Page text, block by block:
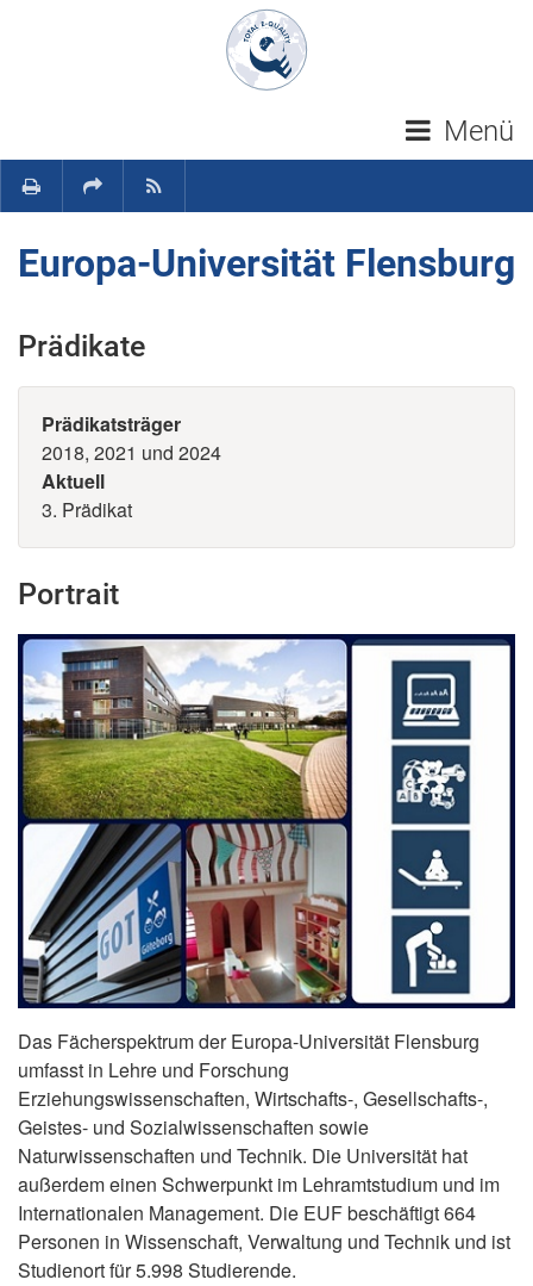
Navigation überspringen
Menü
Europa-Universität Flensburg
Prädikate
Prädikatsträger
2018, 2021 und 2024
Aktuell
3. Prädikat
Portrait
Das Fächerspektrum der Europa-Universität Flensburg
umfasst in Lehre und Forschung
Erziehungswissenschaften, Wirtschafts-, Gesellschafts-,
Geistes- und Sozialwissenschaften sowie
Naturwissenschaften und Technik. Die Universität hat
außerdem einen Schwerpunkt im Lehramtstudium und im
Internationalen Management. Die EUF beschäftigt 664
Personen in Wissenschaft, Verwaltung und Technik und ist
Studienort für 5.998 Studierende.